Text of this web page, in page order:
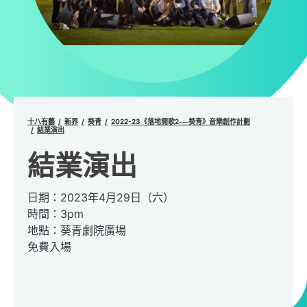
十八有藝 新界 葵青
2022-23《落地開歌2──葵青》音樂創作計劃
結業演出
結業演出
日期：2023年4月29日（六）
時間：3pm
地點：葵青劇院廣場
免費入場